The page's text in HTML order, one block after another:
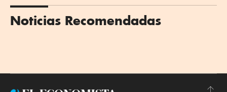
Noticias Recomendadas